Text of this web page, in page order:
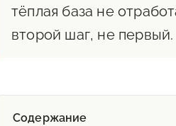
тёплая база не
второй шаг, не первый.
Содержание